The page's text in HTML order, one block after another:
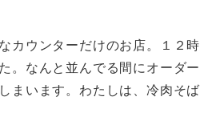
カウンターだけのお店。１２時
。なんと並んでる間にオーダー
まいます。わたしは、冷肉そば